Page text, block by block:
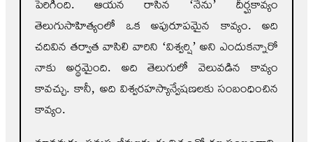
పెరిగింది. ఆయన రాసిన ‘నేను’ దీర్ఘకావ్యం
తెలుగుసాహిత్యంలో ఒక అపురూపమైన కావ్యం. అది
చదివిన తర్వాత వాసిలి వారిని ‘విశ్వర్షి’ అని ఎందుకన్నారో
నాకు అర్థమైంది. అది తెలుగులో వెలువడిన కావ్యం
కావచ్చు. కానీ, అది విశ్వరహస్యాన్వేషణలకు సంబంధించిన
కావ్యం.